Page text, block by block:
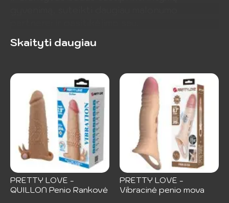
Skaityti daugiau
PRETTY LOVE -
QUILLON Penio Rankovė
PRETTY LOVE -
Vibracinė penio mova